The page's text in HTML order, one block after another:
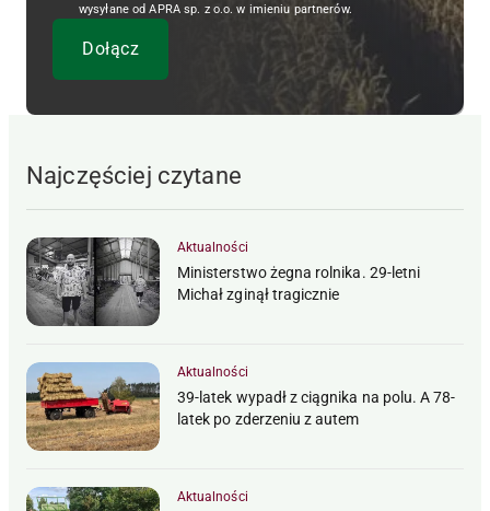
wysyłane od APRA sp. z o.o. w imieniu partnerów.
Najczęściej czytane
Aktualności
Ministerstwo żegna rolnika. 29-letni
Michał zginął tragicznie
Aktualności
39-latek wypadł z ciągnika na polu. A 78-
latek po zderzeniu z autem
Aktualności